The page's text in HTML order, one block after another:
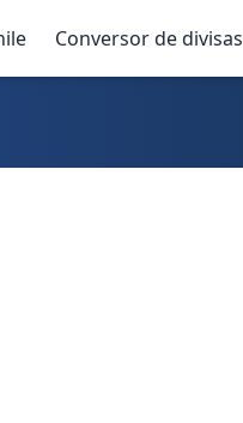
Conversor de divisas